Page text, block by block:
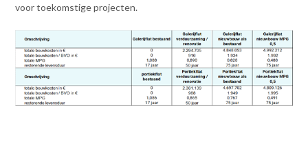
voor toekomstige projecten.